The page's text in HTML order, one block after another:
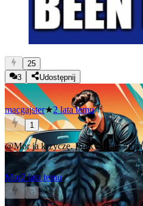
25
3
Udostępnij
macgajster★2 lata temu
1
@Morja krzyczę. Brak#izrael #iran
Mor2 lata temu
0